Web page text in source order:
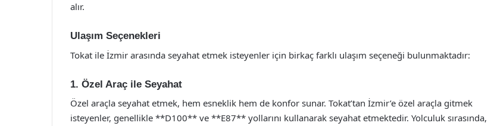
alır.
Ulaşım Seçenekleri
Tokat ile İzmir arasında seyahat etmek isteyenler için birkaç farklı ulaşım seçeneği bulunmaktadır:
1. Özel Araç ile Seyahat
Özel araçla seyahat etmek, hem esneklik hem de konfor sunar. Tokat’tan İzmir’e özel araçla gitmek
isteyenler, genellikle **D100** ve **E87** yollarını kullanarak seyahat etmektedir. Yolculuk sırasında,